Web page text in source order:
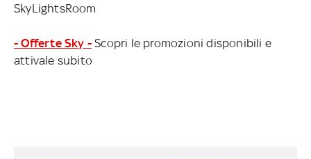
SkyLightsRoom
- Offerte Sky - Scopri le promozioni disponibili e
attivale subito